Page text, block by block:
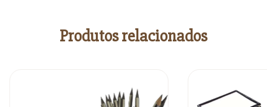
Produtos relacionados